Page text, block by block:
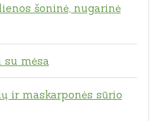
šoninė, nugarinė
su mėsa
ir maskarponės sūrio